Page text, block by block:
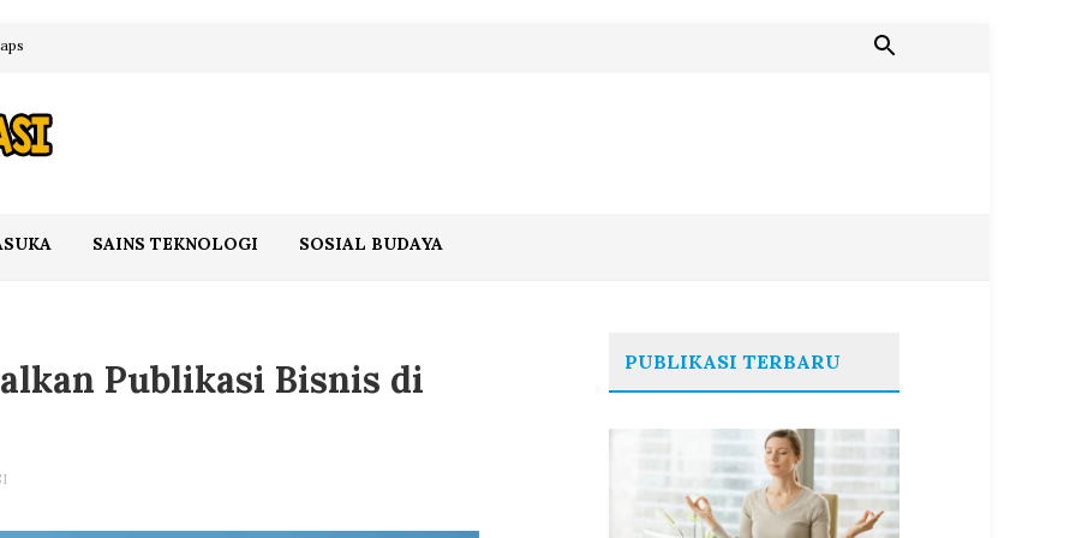
SAINS TEKNOLOGI SOSIAL BUDAYA
Publikasi Bisnis di
PUBLIKASI TERBARU